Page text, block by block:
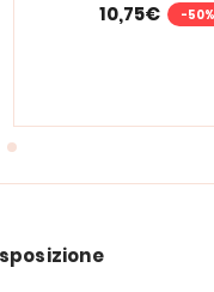
10,75€ -50%